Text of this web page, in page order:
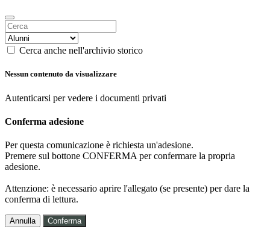
Cerca anche nell'archivio storico
Nessun contenuto da visualizzare
Autenticarsi per vedere i documenti privati
Conferma adesione
Per questa comunicazione è richiesta un'adesione.
Premere sul bottone CONFERMA per confermare la propria
adesione.
Attenzione: è necessario aprire l'allegato (se presente) per dare la
conferma di lettura.
Annulla Conferma